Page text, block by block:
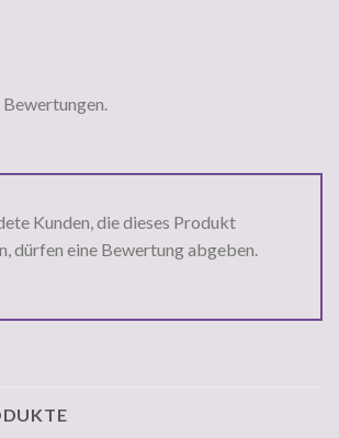
Kunden, die dieses Produkt
dürfen eine Bewertung abgeben.